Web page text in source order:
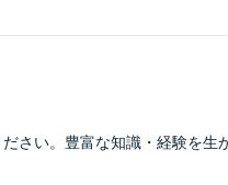
さい。豊富な知識・経験を生